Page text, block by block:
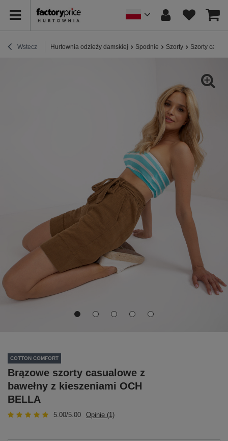
Wstecz Hurtownia odzieży damskiej Spodnie Szorty Szorty
COTTON COMFORT
Brązowe szorty casualowe z
bawełny z kieszeniami OCH
BELLA
5.00/5.00 Opinie (1)